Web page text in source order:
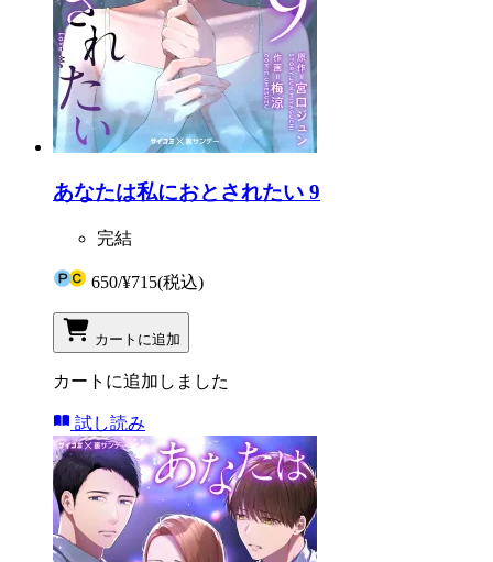
あなたは私におとされたい 9
完結
650/¥715(税込)
カートに追加
カートに追加しました
試し読み